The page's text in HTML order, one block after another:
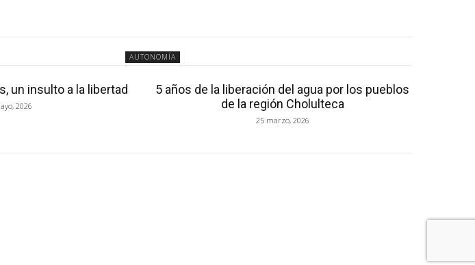
un insulto a la libertad
2026
AUTONOMÍA
5 años de la liberación del agua por los pueblos
de la región Cholulteca
25 marzo, 2026